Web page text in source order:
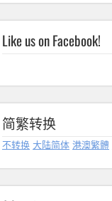
Like us on Facebook!
简繁转换
不转换 大陆简体 港澳繁體